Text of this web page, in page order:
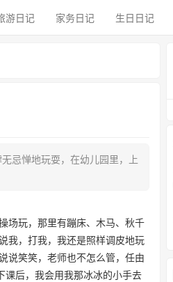
游日记 家务日记 生日日记
惮地玩耍，在幼儿园里，上
玩，那里有蹦床、木马、秋千
我，打我，我还是照样调皮地玩
说笑笑，老师也不怎么管，任由
课后，我会用我那冰冰的小手去